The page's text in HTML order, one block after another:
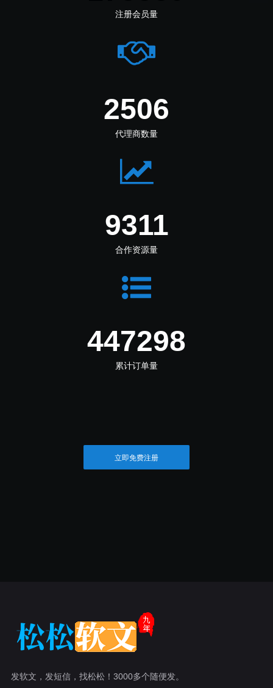
注册会员量
3084
代理商数量
11460
合作资源量
550520
累计订单量
立即免费注册
发软文，发短信，找松松！3000多个随便发。